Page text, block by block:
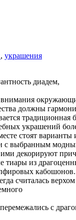
, украшения
диадем,
внимания
должны
традиционная
украшений
стоят
с выбранным
декорируют
тиары из
кабошонов.
считалась
с